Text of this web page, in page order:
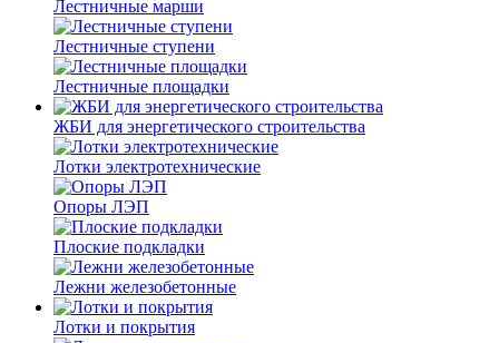
Лестничные марши
Лестничные ступени
Лестничные площадки
ЖБИ для энергетического строительства
Лотки электротехнические
Опоры ЛЭП
Плоские подкладки
Лежни железобетонные
Лотки и покрытия